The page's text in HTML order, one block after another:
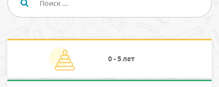
0 - 5 лет